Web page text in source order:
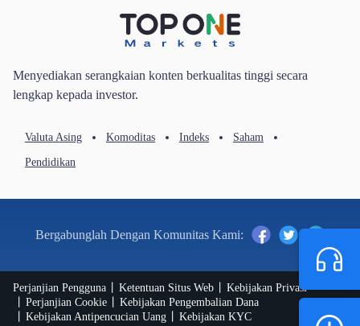
Menyediakan serangkaian konten berkualitas tinggi secara
lengkap kepada investor.
Valuta Asing Komoditas Indeks Saham
Pendidikan
Bergabunglah Dengan Komunitas Kami:
Perjanjian Pengguna Ketentuan Situs Web
Kebijakan Privasi
Perjanjian Cookie
Kebijakan Pengembalian Dana
Kebijakan Antipencucian Uang
Kebijakan KYC